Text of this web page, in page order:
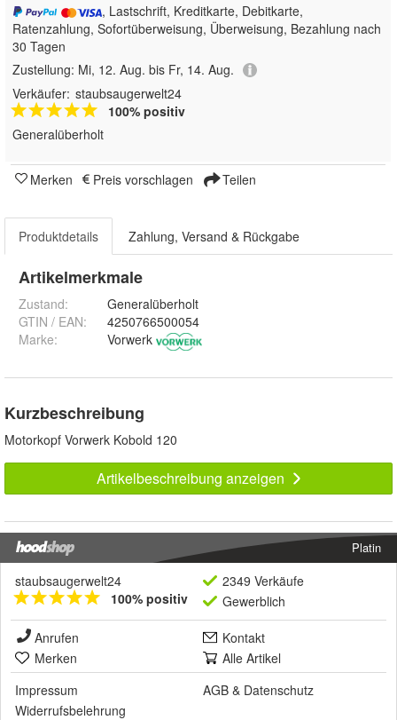
, Lastschrift, Kreditkarte, Debitkarte,
Ratenzahlung, Sofortüberweisung, Überweisung, Bezahlung nach
30 Tagen
Zustellung: Mi, 12. Aug. bis Fr, 14. Aug.
Verkäufer: staubsaugerwelt24
100% positiv
Generalüberholt
Merken Preis vorschlagen Teilen
Produktdetails Zahlung, Versand & Rückgabe
Artikelmerkmale
Zustand:
Generalüberholt
GTIN / EAN:
4250766500054
Marke:
Vorwerk
Kurzbeschreibung
Motorkopf Vorwerk Kobold 120
Artikelbeschreibung anzeigen
Platin
staubsaugerwelt24
100% positiv
2349 Verkäufe
Gewerblich
Anrufen
Kontakt
Merken
Alle Artikel
Impressum
AGB & Datenschutz
Widerrufsbelehrung